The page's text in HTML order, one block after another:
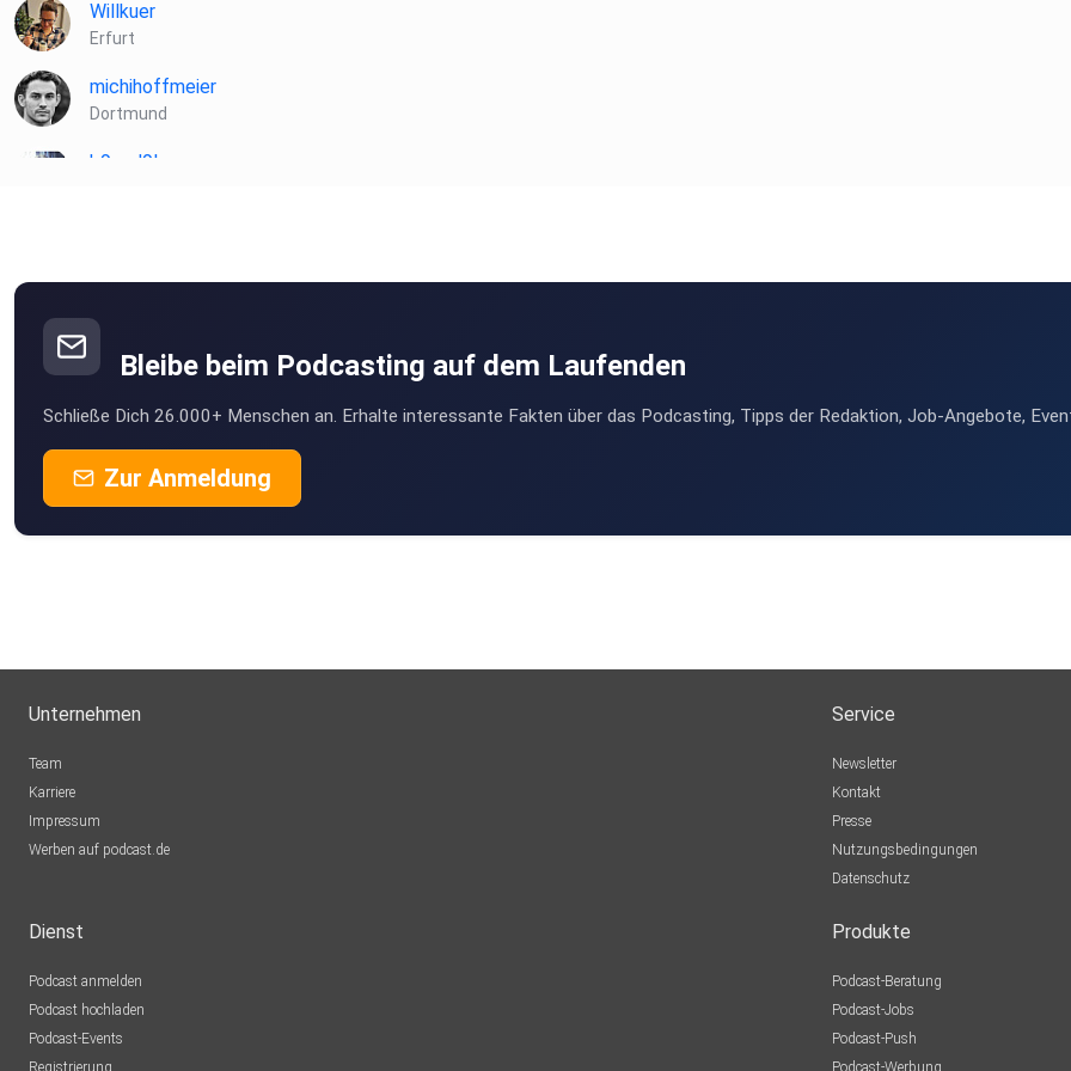
Willkuer
Erfurt
michihoffmeier
Dortmund
b9ycd9lm
qfca7bbo
Markt Rettenbach
2lv230iw
Marktredwitz
mediradio
Hombrechtikon
Sisu4u
ngl5tsl2
Coesfeld
AnjjasWelt
Bleibe beim Podcasting auf dem Laufenden
Schließe Dich 26.000+ Menschen an. Erhalte interessante Fakten über das Podcasting, Tipps der Redaktion, Job-Angebote,
Zur Anmeldung
Unternehmen
Team
Karriere
Impressum
Werben auf podcast.de
Service
Newsletter
Kontakt
Presse
Nutzungsbedingungen
Datenschutz
Dienst
Podcast anmelden
Podcast hochladen
Podcast-Events
Registrierung
Produkte
Podcast-Beratung
Podcast-Jobs
Podcast-Push
Podcast-Werbung